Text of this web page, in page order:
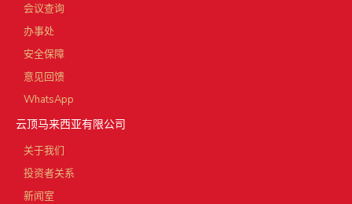
会议查询
办事处
安全保障
意见回馈
WhatsApp
云顶马来西亚有限公司
关于我们
投资者关系
新闻室